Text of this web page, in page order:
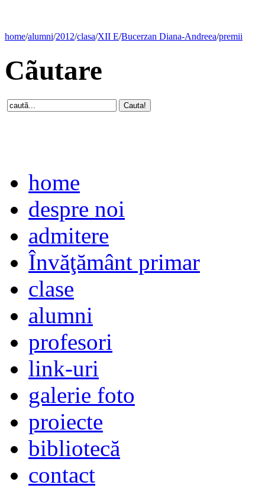
home/alumni/2012/clasa/XII E/Bucerzan Diana-Andreea/premii
Cãutare
home
despre noi
admitere
Învăţământ primar
clase
alumni
profesori
link-uri
galerie foto
proiecte
bibliotecă
contact